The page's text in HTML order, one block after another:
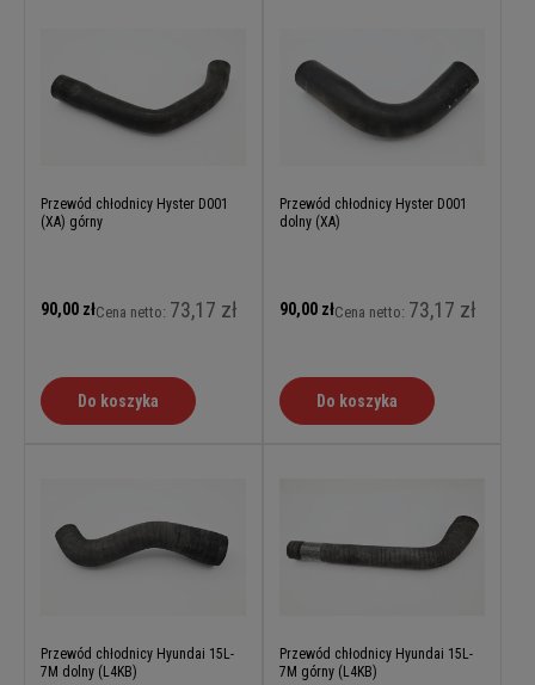
Przewód chłodnicy Hyster D001
(XA) górny
90,00 złCena netto: 73,17 zł
Do koszyka
Przewód chłodnicy Hyster D001
dolny (XA)
90,00 złCena netto: 73,17 zł
Do koszyka
Przewód chłodnicy Hyundai 15L-
7M dolny (L4KB)
Przewód chłodnicy Hyundai 15L-
7M górny (L4KB)